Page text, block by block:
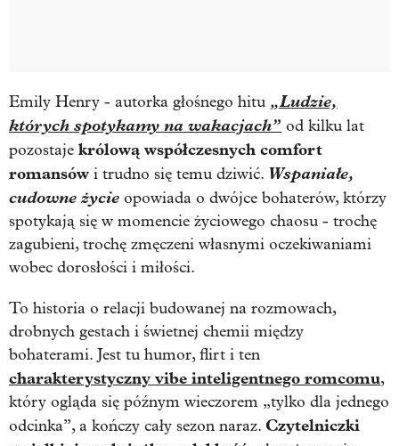
Emily Henry - autorka głośnego hitu „Ludzie,
których spotykamy na wakacjach” od kilku lat
pozostaje królową współczesnych comfort
romansów i trudno się temu dziwić. Wspaniałe,
cudowne życie opowiada o dwójce bohaterów, którzy
spotykają się w momencie życiowego chaosu - trochę
zagubieni, trochę zmęczeni własnymi oczekiwaniami
wobec dorosłości i miłości.
To historia o relacji budowanej na rozmowach,
drobnych gestach i świetnej chemii między
bohaterami. Jest tu humor, flirt i ten
charakterystyczny vibe inteligentnego romcomu,
który ogląda się późnym wieczorem „tylko dla jednego
odcinka”, a kończy cały sezon naraz. Czytelniczki